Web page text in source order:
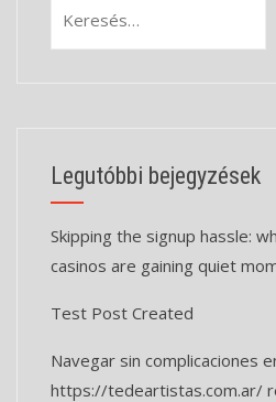
Legutóbbi bejegyzések
Skipping the signup hassle:
casinos are gaining quiet
Test Post Created
Navegar sin complicaciones
https://tedeartistas.com.ar/